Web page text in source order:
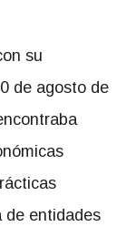
su
de agosto de
de entidades